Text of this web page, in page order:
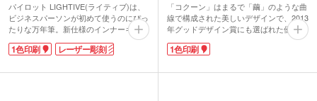
パイロット LIGHTIVE(ライティブ)は、
ビジネスパーソンが初めて使うのにぴっ
たりな万年筆。新仕様のインナーキャッ
プを使用することで、ネジ式キャップに
匹敵する高い気密性を確保しました。イ
価格ながら実現!シンプルかつモダンな
1色印刷 レーザー彫刻
「コクーン」はまるで「繭」のような曲
線で構成された美しいデザインで、2013
年グッドデザイン賞にも選ばれた優れた
一本です。20〜30代の若い世代に向け
た、高級感と使いやすさをたずさえたデ
ります。進級や就職のお祝いにおすすめ
1色印刷